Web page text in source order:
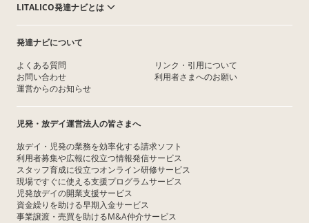
LITALICO発達ナビとは
発達ナビについて
よくある質問
お問い合わせ
運営からのお知らせ
リンク・引用について
利用者さまへのお願い
児発・放デイ運営法人の皆さまへ
放デイ・児発の業務を効率化する請求ソフト
利用者募集や広報に役立つ情報発信サービス
スタッフ育成に役立つオンライン研修サービス
現場ですぐに使える支援プログラムサービス
児発放デイの開業支援サービス
資金繰りを助ける早期入金サービス
事業譲渡・売買を助けるM&A仲介サービス